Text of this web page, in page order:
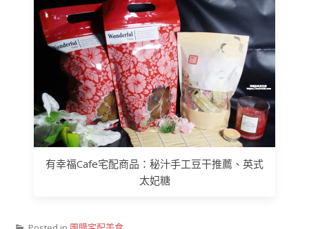
有幸福Cafe宅配商品：秘汁手工豆干推薦、英式
太妃糖